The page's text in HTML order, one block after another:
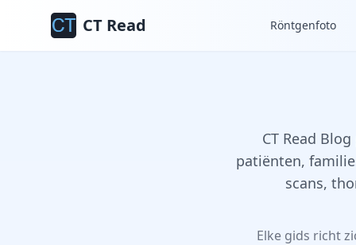
CT Read Röntgenfoto
CT Read
patiënten,
scans,
Elke gids richt